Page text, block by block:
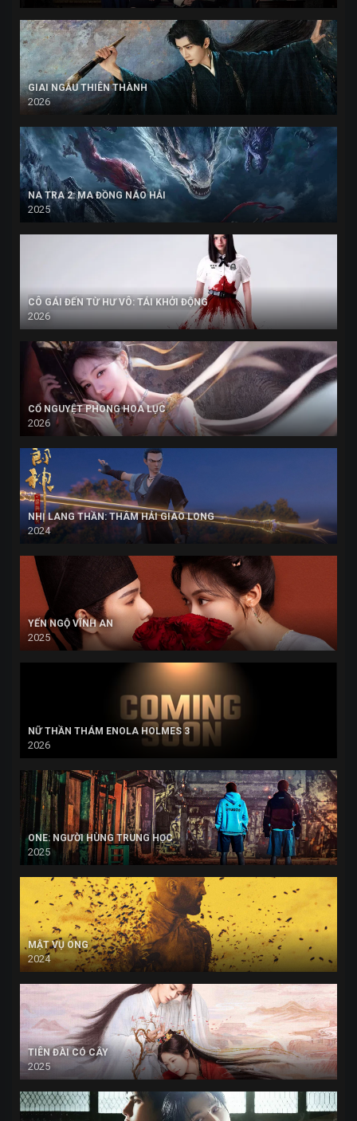
GIAI NGẪU THIÊN THÀNH
2026
NA TRA 2: MA ĐỒNG NÁO HẢI
2025
CÔ GÁI ĐẾN TỪ HƯ VÔ: TÁI KHỞI ĐỘNG
2026
CỔ NGUYỆT PHONG HOA LỤC
2026
NHỊ LANG THẦN: THÂM HẢI GIAO LONG
2024
YẾN NGỘ VĨNH AN
2025
NỮ THẦN THÁM ENOLA HOLMES 3
2026
ONE: NGƯỜI HÙNG TRUNG HỌC
2025
MẬT VỤ ONG
2024
TIÊN ĐÀI CÓ CÂY
2025